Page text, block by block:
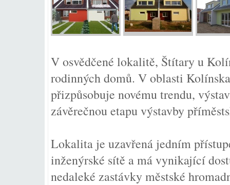
V osvědčené lokalitě, Štítary u
rodinných domů. V oblasti
přizpůsobuje novému trendu,
závěrečnou etapu výstavby
Lokalita je uzavřená jedním
inženýrské sítě a má vynikající
nedaleké zastávky městské